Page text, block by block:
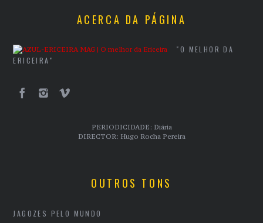
ACERCA DA PÁGINA
"O MELHOR DA
ERICEIRA"
PERIODICIDADE: Diária
DIRECTOR: Hugo Rocha Pereira
OUTROS TONS
JAGOZES PELO MUNDO